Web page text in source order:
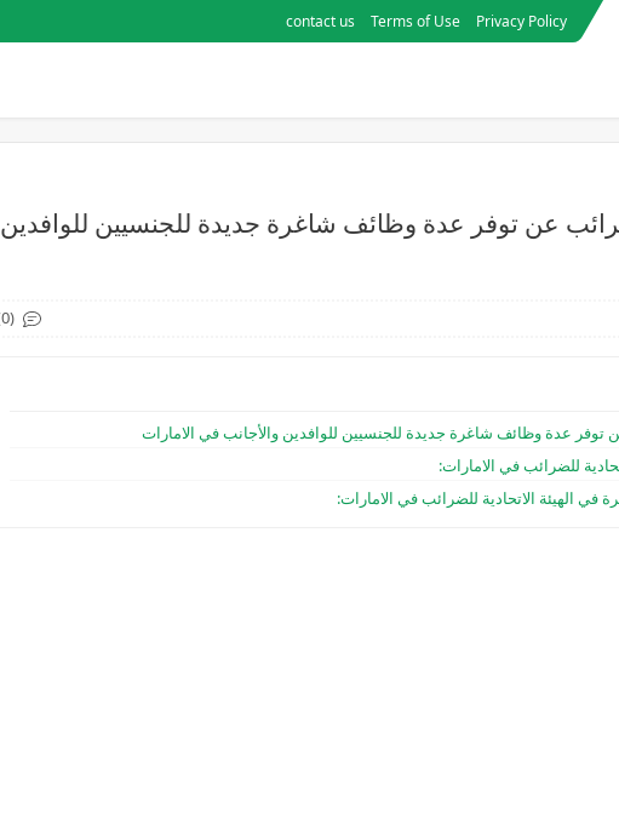
Privacy Policy
Terms of Use
contact us
عن توفر عدة وظائف شاغرة جديدة للجنسيين للوافدين
(0)
عن توفر عدة وظائف شاغرة جديدة للجنسيين للوافدين والأجانب في الامارات
للضرائب في الامارات:
الهيئة الاتحادية للضرائب في الامارات: